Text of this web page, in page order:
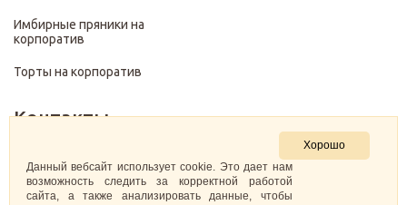
Имбирные пряники на
корпоратив
Торты на корпоратив
Контакты
+7 (499) 322-28-29
pirojenka.rf@gmail.com
Хорошо
Данный вебсайт использует cookie. Это дает нам
возможность следить за корректной работой
сайта, а также анализировать данные, чтобы